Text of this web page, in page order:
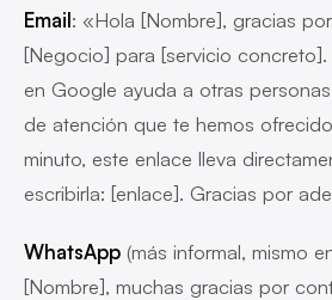
Email: «Hola [Nombre], gracias
[Negocio] para [servicio
en Google ayuda a otras
de atención que te hemos
minuto, este enlace lleva
escribirla: [enlace]. Gracias por
WhatsApp (más informal, mismo
[Nombre], muchas gracias por